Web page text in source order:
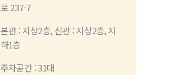
로 237-7
본관 : 지상2층, 신관 : 지상2층, 지
하1층
주차공간 : 31대